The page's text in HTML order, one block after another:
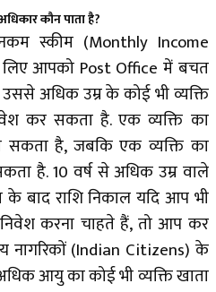
कौन पाता है?
स्कीम (Monthly Income
आपको Post Office में बचत
उससे अधिक उम्र के कोई भी व्यक्ति
कर सकता है. एक व्यक्ति का
है, जबकि एक व्यक्ति का
है. 10 वर्ष से अधिक उम्र वाले
के बाद राशि निकाल यदि आप भी
करना चाहते हैं, तो आप कर
नागरिकों (Indian Citizens) के
आयु का कोई भी व्यक्ति खाता